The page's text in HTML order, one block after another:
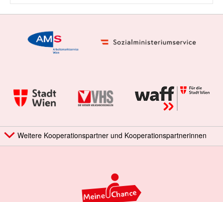
Weitere Kooperationspartner und Kooperationspartnerinnen